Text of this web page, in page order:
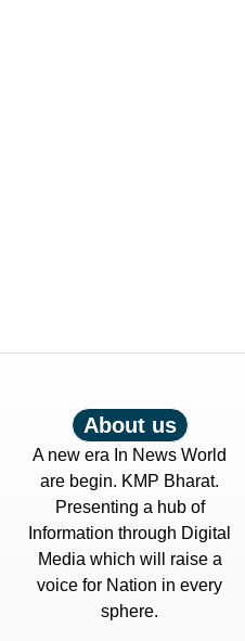
About us
A new era In News World
are begin. KMP Bharat.
Presenting a hub of
Information through Digital
Media which will raise a
voice for Nation in every
sphere.